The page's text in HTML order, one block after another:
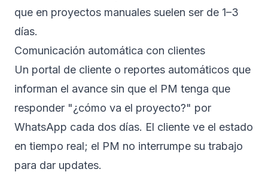
que en proyectos manuales suelen ser de 1–3
días.
Comunicación automática con clientes
Un portal de cliente o reportes automáticos que
informan el avance sin que el PM tenga que
responder "¿cómo va el proyecto?" por
WhatsApp cada dos días. El cliente ve el estado
en tiempo real; el PM no interrumpe su trabajo
para dar updates.